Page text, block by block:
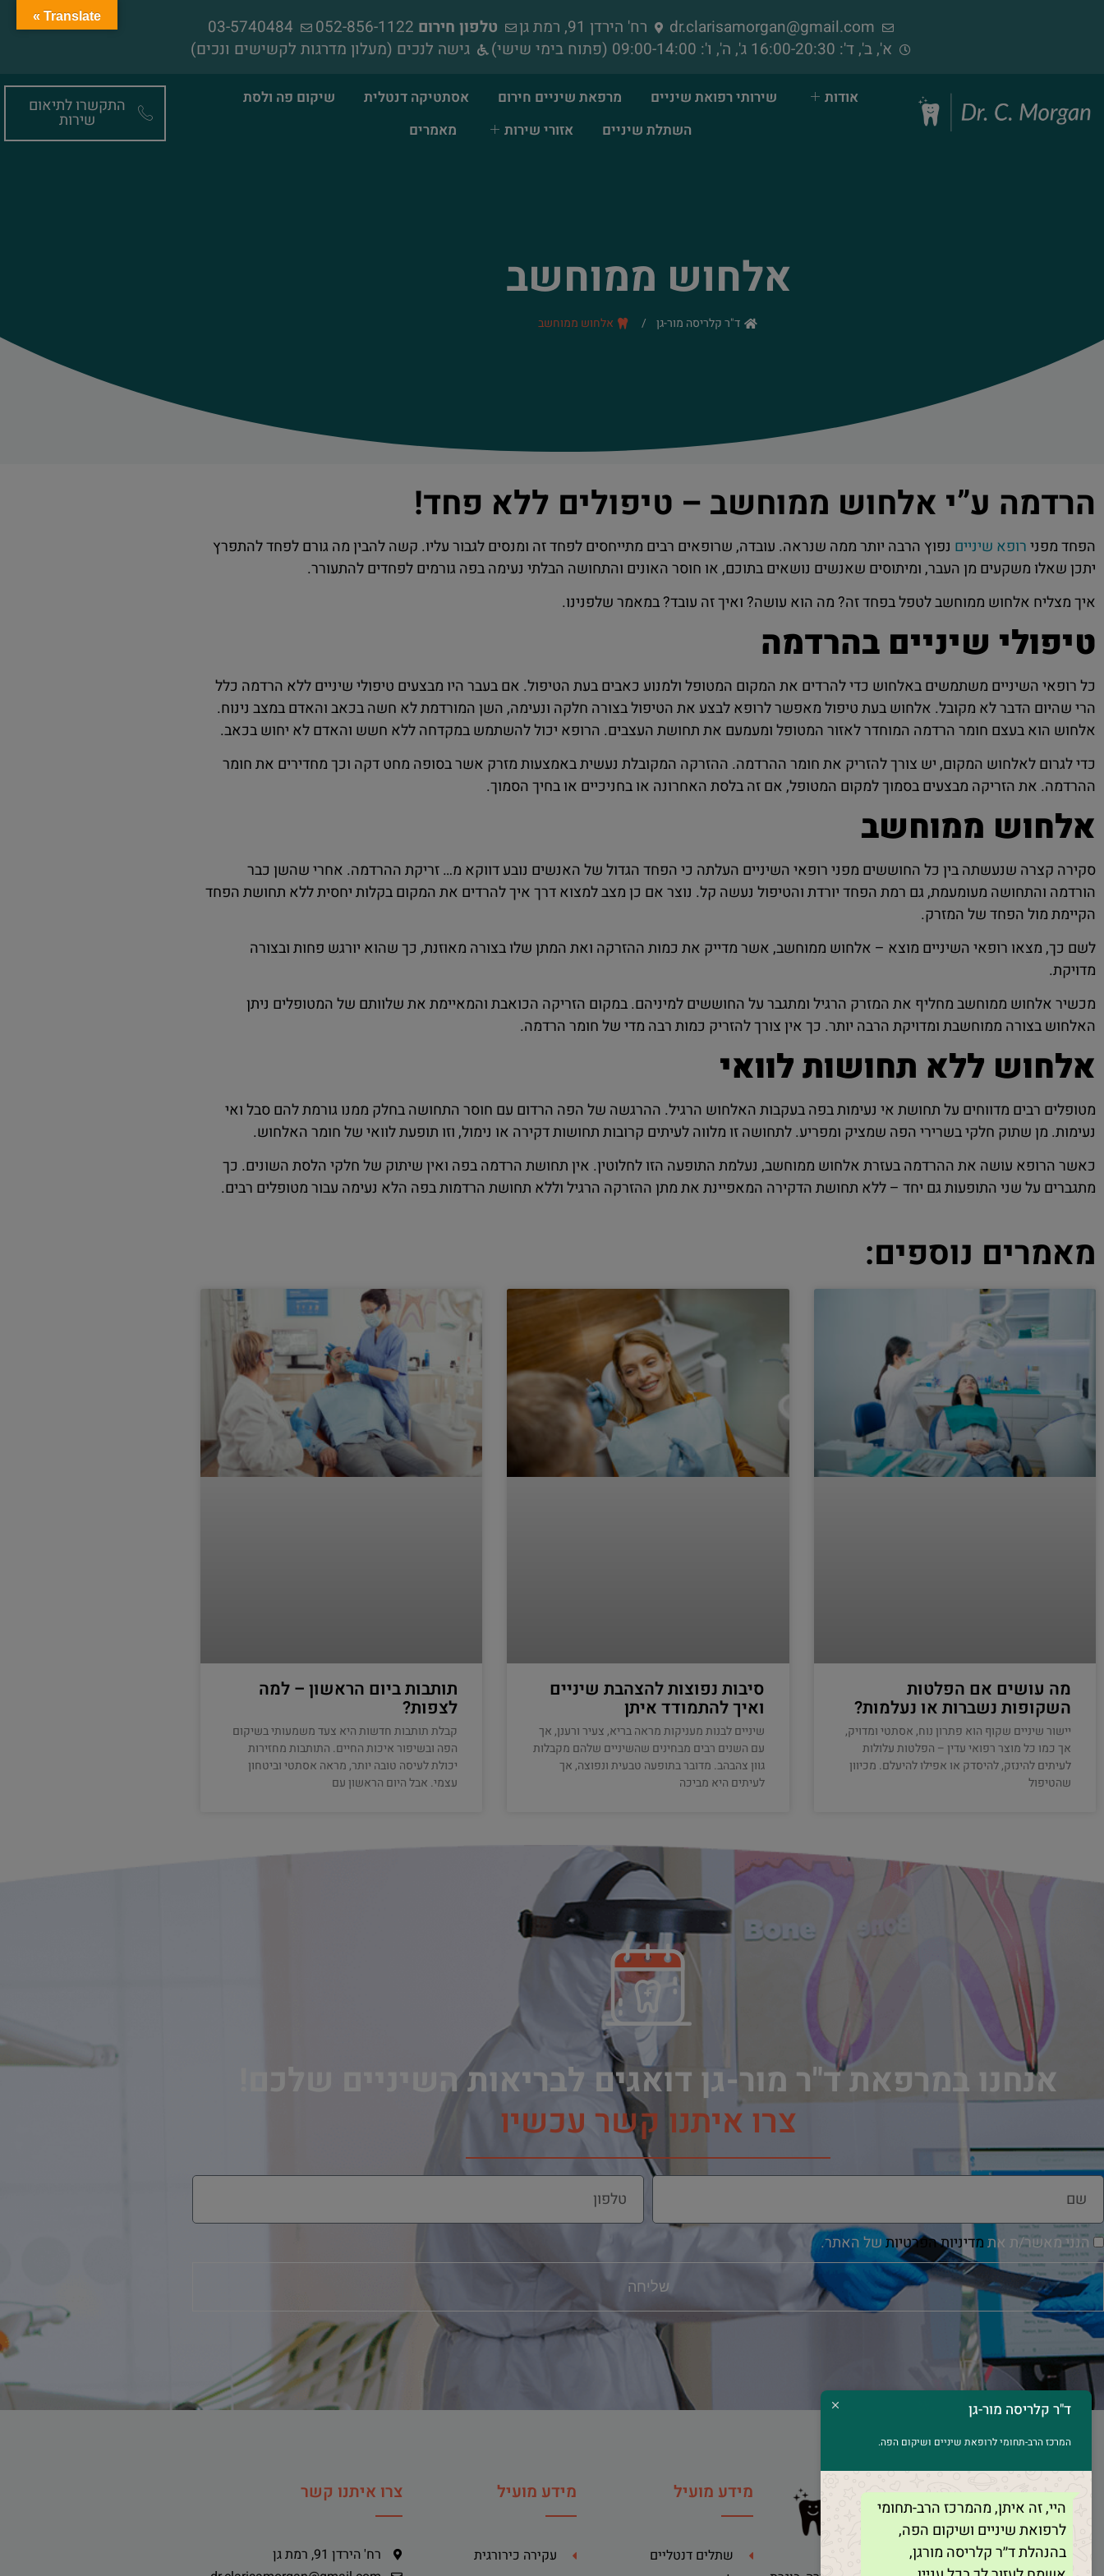
dr.clarisamorgan@gmail.com רח' הירדן 91, רמת גן טלפון חירום
03-5740484
א', ב', ד': 16:00-20:30 ג', ה', ו': 09:00-14:00 (פתוח בימי שישי)
גישה לנכים (מעלון מדרגות לקשישים ונכים)
אודות שירותי רפואת שיניים מרפאת שיניים חירום אסתטיקה דנטלית
שיקום פה ולסת
השתלת שיניים
אזורי שירות מאמרים
התקשרו לתיאום
שירות
אלחוש ממוחשב
ד"ר קלריסה מור-גן / אלחוש ממוחשב
הרדמה ע”י אלחוש ממוחשב – טיפולים ללא פחד!
הפחד מפנירופא שיניים נפוץ הרבה יותר ממה שנראה. עובדה, שרופאים רבים מתייחסים לפחד זה ומנסים לגבור עליו. קשה להבין מה גורם לפחד להתפרץ
יתכן שאלו משקעים מן העבר, ומיתוסים שאנשים נושאים בתוכם, או חוסר האונים והתחושה הבלתי נעימה בפה גורמים לפחדים להתעורר.
איך מצליח אלחוש ממוחשב לטפל בפחד זה? מה הוא עושה? ואיך זה עובד? במאמר שלפנינו.
טיפולי שיניים בהרדמה
כל רופאי השיניים משתמשים באלחוש כדי להרדים את המקום המטופל ולמנוע כאבים בעת הטיפול. אם בעבר היו מבצעים טיפולי שיניים ללא הרדמה כלל
הרי שהיום הדבר לא מקובל. אלחוש בעת טיפול מאפשר לרופא לבצע את הטיפול בצורה חלקה ונעימה, השן המורדמת לא חשה בכאב והאדם במצב נינוח.
אלחוש הוא בעצם חומר הרדמה המוחדר לאזור המטופל ומעמעם את תחושת העצבים. הרופא יכול להשתמש במקדחה ללא חשש והאדם לא יחוש בכאב.
כדי לגרום לאלחוש המקום, יש צורך להזריק את חומר ההרדמה. ההזרקה המקובלת נעשית באמצעות מזרק אשר בסופה מחט דקה וכך מחדירים את חומר
ההרדמה. את הזריקה מבצעים בסמוך למקום המטופל, אם זה בלסת האחרונה או בחניכיים או בחיך הסמוך.
אלחוש ממוחשב
סקירה קצרה שנעשתה בין כל החוששים מפני רופאי השיניים העלתה כי הפחד הגדול של האנשים נובע דווקא מ… זריקת ההרדמה. אחרי שהשן כבר
הורדמה והתחושה מעומעמת, גם רמת הפחד יורדת והטיפול נעשה קל. נוצר אם כן מצב למצוא דרך איך להרדים את המקום בקלות יחסית ללא תחושת הפחד
הקיימת מול הפחד של המזרק.
לשם כך, מצאו רופאי השיניים מוצא – אלחוש ממוחשב, אשר מדייק את כמות ההזרקה ואת המתן שלו בצורה מאוזנת, כך שהוא יורגש פחות ובצורה
מדויקת.
מכשיר אלחוש ממוחשב מחליף את המזרק הרגיל ומתגבר על החוששים למיניהם. במקום הזריקה הכואבת והמאיימת את שלוותם של המטופלים ניתן
האלחוש בצורה ממוחשבת ומדויקת הרבה יותר. כך אין צורך להזריק כמות רבה מדי של חומר הרדמה.
אלחוש ללא תחושות לוואי
מטופלים רבים מדווחים על תחושת אי נעימות בפה בעקבות האלחוש הרגיל. ההרגשה של הפה הרדום עם חוסר התחושה בחלק ממנו גורמת להם סבל ואי
נעימות. מן שתוק חלקי בשרירי הפה שמציק ומפריע. לתחושה זו מלווה לעיתים קרובות תחושות דקירה או נימול, וזו תופעת לוואי של חומר האלחוש.
כאשר הרופא עושה את ההרדמה בעזרת אלחוש ממוחשב, נעלמת התופעה הזו לחלוטין. אין תחושת הרדמה בפה ואין שיתוק של חלקי הלסת השונים. כך
מתגברים על שני התופעות גם יחד – ללא תחושת הדקירה המאפיינת את מתן ההזרקה הרגיל וללא תחושת הרדמות בפה הלא נעימה עבור מטופלים רבים.
מאמרים נוספים:
מה עושים אם הפלטות
השקופות נשברות או נעלמות?
יישור שיניים שקוף הוא פתרון נוח, אסתטי ומדויק,
אך כמו כל מוצר רפואי עדין – הפלטות עלולות
לעיתים להינזק, להיסדק או אפילו להיעלם. מכיוון
שהטיפול
סיבות נפוצות להצהבת שיניים
ואיך להתמודד איתן
שיניים לבנות מעניקות מראה בריא, צעיר ורענן, אך
עם השנים רבים מבחינים שהשיניים שלהם מקבלות
גוון צהבהב. מדובר בתופעה טבעית ונפוצה, אך
לעיתים היא מביכה
תותבות ביום הראשון – למה
לצפות?
קבלת תותבות חדשות היא צעד משמעותי בשיקום
הפה ובשיפור איכות החיים. התותבות מחזירות
יכולת לעיסה טובה יותר, מראה אסתטי וביטחון
עצמי. אבל היום הראשון עם
אנחנו במרפאת ד"ר מור-גן דואגים לבריאות השיניים שלכם!
צרו איתנו קשר עכשיו
הנני מאשר/ת אתמדיניות הפרטיותשל האתר.
שליחה
מידע מועיל
שתלים דנטליים
מידע מועיל
עקירה כירורגית
צרו איתנו קשר
רח' הירדן 91, רמת גן
Translate »
ד"ר קלריסה מור-גן
המרכז הרב-תחומי לרופאת שיניים ושיקום הפה.
היי, זה איתן, מהמרכז הרב-תחומי
לרפואת שיניים ושיקום הפה,
בהנהלת ד׳׳ר קלריסה מורגן,